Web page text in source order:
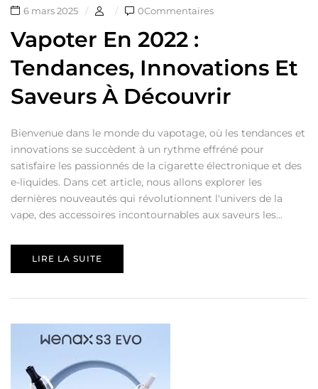
6 mars 2025 0Commentaires
Vapoter En 2022 :
Tendances, Innovations Et
Saveurs À Découvrir
Bienvenue dans le monde du vapotage, où les tendances et
innovations se succèdent à un rythme effréné pour
satisfaire les passionnés de la cigarette électronique et des
e-liquides. Dans cet article, nous allons explorer les
dernières nouveautés qui révolutionnent l'univers de la
vape, des accessoires incontournables aux saveurs les...
LIRE LA SUITE